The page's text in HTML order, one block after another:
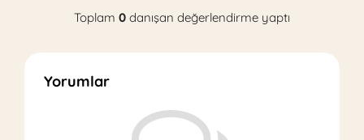
Toplam 0 danışan değerlendirme yaptı
Yorumlar